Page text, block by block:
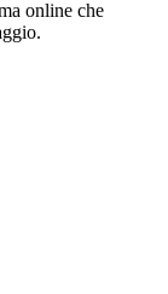
online che